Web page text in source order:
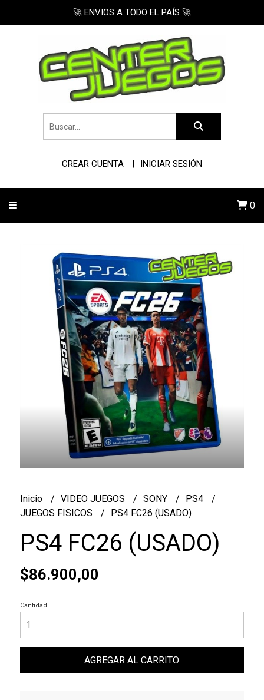
🚀 ENVIOS A TODO EL PAÍS 🚀
CREAR CUENTA INICIAR SESIÓN
0
Inicio VIDEO JUEGOS SONY
PS4
JUEGOS FISICOS
PS4 FC26 (USADO)
PS4 FC26 (USADO)
$86.900,00
Cantidad
AGREGAR AL CARRITO